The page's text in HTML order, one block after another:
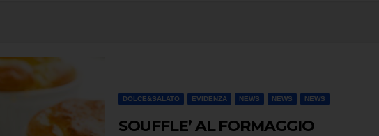
DOLCE&SALATO EVIDENZA NEWS NEWS NEWS
SOUFFLE’ AL FORMAGGIO